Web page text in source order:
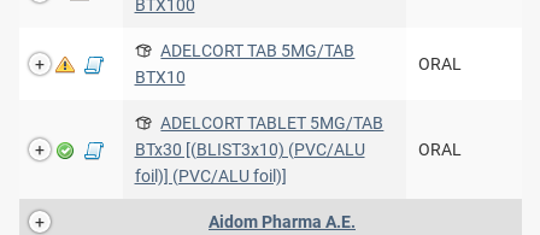
ΒΤΧ100
ADELCORT TAB 5MG/TAB
ΒΤΧ10
ORAL
ADELCORT TABLET 5MG/TAB
BTx30 [(BLIST3x10) (PVC/ALU
foil)] (PVC/ALU foil)]
ORAL
Aidom Pharma Α.Ε.